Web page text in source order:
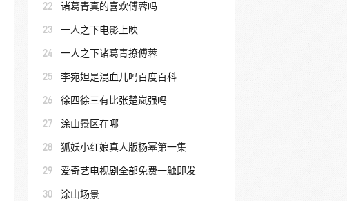
22 诸葛青真的喜欢傅蓉吗
23 一人之下电影上映
24 一人之下诸葛青撩傅蓉
25 李宛妲是混血儿吗百度百科
26 徐四徐三有比张楚岚强吗
27 涂山景区在哪
28 狐妖小红娘真人版杨幂第一集
29 爱奇艺电视剧全部免费一触即发
30 涂山场景